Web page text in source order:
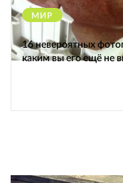
МИР
16 невероятных
каким вы его ещё не